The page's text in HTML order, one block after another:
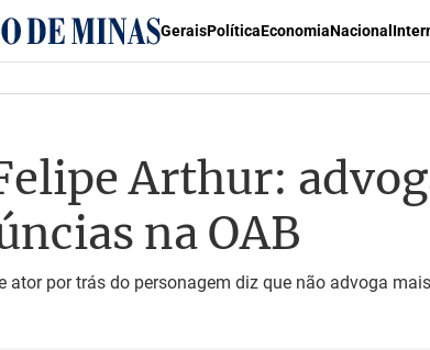
GeraisPolíticaEconomiaNacional
Arthur:
na OAB
ator por trás do personagem diz que não advoga